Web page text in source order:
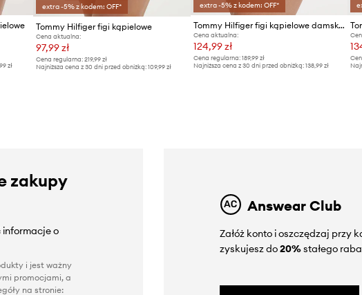
zł
extra -5% z kodem: OFF*
Tommy Hilfiger figi kąpielowe
Cena aktualna:
97,99 zł
Cena regularna: 219,99 zł
Najniższa cena z 30 dni przed obniżką: 109,99 zł
extra -5% z kodem: OFF*
Tommy Hilfiger figi kąpielowe damskie
Cena aktualna:
124,99 zł
Cena regularna: 189,99 zł
Najniższa cena z 30 dni przed obniżką: 138,99 zł
zakupy
informacje o
i jest ważny
promocjami, a
na stronie:
Answear Club
Załóż konto i oszczędzaj przy
zyskujesz do20%stałego